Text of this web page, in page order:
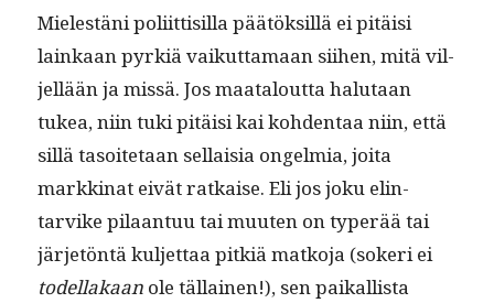
Mielestäni poli­it­tisil­la päätök­sil­lä ei pitäisi
lainkaan pyrk­iä vaikut­ta­maan siihen, mitä vil­
jel­lään ja mis­sä. Jos maat­alout­ta halu­taan
tukea, niin tuki pitäisi kai kohden­taa niin, että
sil­lä tasoite­taan sel­l­aisia ongelmia, joi­ta
markki­nat eivät ratkaise. Eli jos joku elin­
tarvike pilaan­tuu tai muuten on type­r­ää tai
jär­jetön­tä kul­jet­taa pitk­iä matko­ja (sok­eri ei
todel­lakaan ole täl­lainen!), sen paikallista